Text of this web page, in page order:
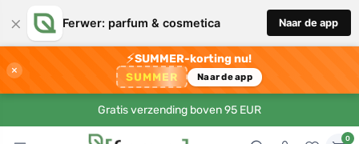
× Ferwer: parfum & cosmetica Naar de app
×
⚡SUMMER-korting nu!
SUMMER Naar de app
Gratis verzending boven 95 EUR
0